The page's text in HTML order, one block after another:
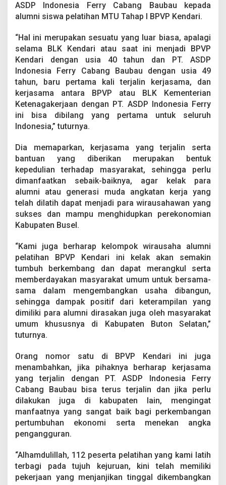
ASDP Indonesia Ferry Cabang Baubau kepada
alumni siswa pelatihan MTU Tahap I BPVP Kendari.
“Hal ini merupakan sesuatu yang luar biasa, apalagi
selama BLK Kendari atau saat ini menjadi BPVP
Kendari dengan usia 40 tahun dan PT. ASDP
Indonesia Ferry Cabang Baubau dengan usia 49
tahun, baru pertama kali terjalin kerjasama, dan
kerjasama antara BPVP atau BLK Kementerian
Ketenagakerjaan dengan PT. ASDP Indonesia Ferry
ini bisa dibilang yang pertama untuk seluruh
Indonesia,” tuturnya.
Dia memaparkan, kerjasama yang terjalin serta
bantuan yang diberikan merupakan bentuk
kepedulian terhadap masyarakat, sehingga perlu
dimanfaatkan sebaik-baiknya, agar kelak para
alumni atau generasi muda angkatan kerja yang
telah dilatih dapat menjadi para wirausahawan yang
sukses dan mampu menghidupkan perekonomian
Kabupaten Busel.
“Kami juga berharap kelompok wirausaha alumni
pelatihan BPVP Kendari ini kelak akan semakin
tumbuh berkembang dan dapat merangkul serta
memberdayakan masyarakat umum untuk bersama-
sama dalam mengembangkan usaha dibangun,
sehingga dampak positif dari keterampilan yang
dimiliki para alumni dirasakan juga oleh masyarakat
umum khususnya di Kabupaten Buton Selatan,”
tuturnya.
Orang nomor satu di BPVP Kendari ini juga
menambahkan, jika pihaknya berharap kerjasama
yang terjalin dengan PT. ASDP Indonesia Ferry
Cabang Baubau bisa terus terjalin dan jika perlu
dilakukan juga di kabupaten lain, mengingat
manfaatnya yang sangat baik bagi perkembangan
pertumbuhan ekonomi serta menekan angka
pengangguran.
“Alhamdulillah, 112 peserta pelatihan yang kami latih
terbagi pada tujuh kejuruan, kini telah memiliki
pekerjaan yang menjanjikan tinggal dikembangkan